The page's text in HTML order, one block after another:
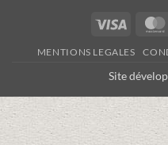
Visa
MENTIONS LEGALES
Site